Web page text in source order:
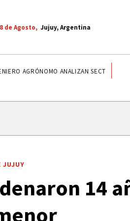
8 de Agosto, Jujuy, Argentina
AGRÓNOMO ANALIZAN SECTOR
JUJUY
14